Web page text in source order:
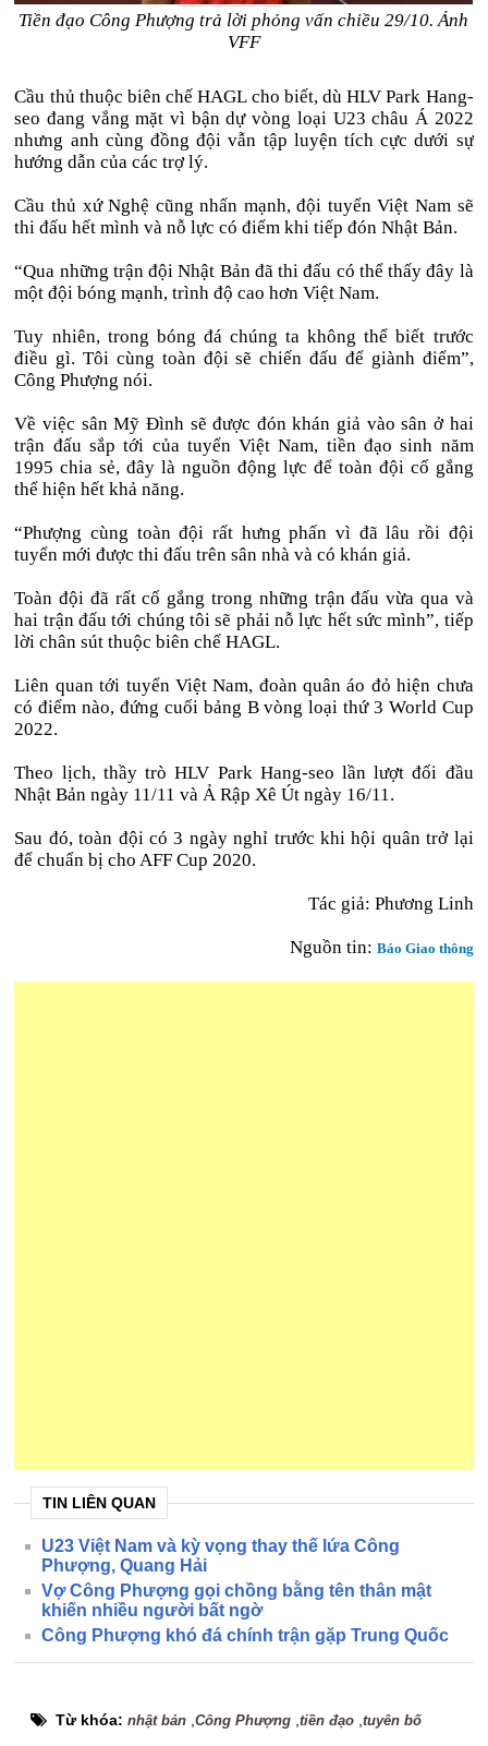
Tiền đạo Công Phượng trả lời phỏng vấn chiều 29/10. Ảnh
VFF
Cầu thủ thuộc biên chế HAGL cho biết, dù HLV Park Hang-
seo đang vắng mặt vì bận dự vòng loại U23 châu Á 2022
nhưng anh cùng đồng đội vẫn tập luyện tích cực dưới sự
hướng dẫn của các trợ lý.
Cầu thủ xứ Nghệ cũng nhấn mạnh, đội tuyển Việt Nam sẽ
thi đấu hết mình và nỗ lực có điểm khi tiếp đón Nhật Bản.
“Qua những trận đội Nhật Bản đã thi đấu có thể thấy đây là
một đội bóng mạnh, trình độ cao hơn Việt Nam.
Tuy nhiên, trong bóng đá chúng ta không thể biết trước
điều gì. Tôi cùng toàn đội sẽ chiến đấu để giành điểm”,
Công Phượng nói.
Về việc sân Mỹ Đình sẽ được đón khán giả vào sân ở hai
trận đấu sắp tới của tuyển Việt Nam, tiền đạo sinh năm
1995 chia sẻ, đây là nguồn động lực để toàn đội cố gắng
thể hiện hết khả năng.
“Phượng cùng toàn đội rất hưng phấn vì đã lâu rồi đội
tuyển mới được thi đấu trên sân nhà và có khán giả.
Toàn đội đã rất cố gắng trong những trận đấu vừa qua và
hai trận đấu tới chúng tôi sẽ phải nỗ lực hết sức mình”, tiếp
lời chân sút thuộc biên chế HAGL.
Liên quan tới tuyển Việt Nam, đoàn quân áo đỏ hiện chưa
có điểm nào, đứng cuối bảng B vòng loại thứ 3 World Cup
2022.
Theo lịch, thầy trò HLV Park Hang-seo lần lượt đối đầu
Nhật Bản ngày 11/11 và Ả Rập Xê Út ngày 16/11.
Sau đó, toàn đội có 3 ngày nghỉ trước khi hội quân trở lại
để chuẩn bị cho AFF Cup 2020.
Tác giả: Phương Linh
Nguồn tin: Báo Giao thông
TIN LIÊN QUAN
U23 Việt Nam và kỳ vọng thay thế lứa Công
Phượng, Quang Hải
Vợ Công Phượng gọi chồng bằng tên thân mật
khiến nhiều người bất ngờ
Công Phượng khó đá chính trận gặp Trung Quốc
Từ khóa:nhật bản ,Công Phượng ,tiền đạo ,tuyên bố